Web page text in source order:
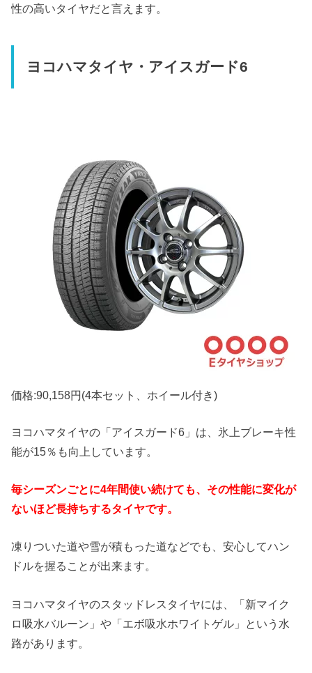
性の高いタイヤだと言えます。
ヨコハマタイヤ・アイスガード6
価格:90,158円(4本セット、ホイール付き)
ヨコハマタイヤの「アイスガード6」は、氷上ブレーキ性
能が15％も向上しています。
毎シーズンごとに4年間使い続けても、その性能に変化が
ないほど長持ちするタイヤです。
凍りついた道や雪が積もった道などでも、安心してハン
ドルを握ることが出来ます。
ヨコハマタイヤのスタッドレスタイヤには、「新マイク
ロ吸水バルーン」や「エボ吸水ホワイトゲル」という水
路があります。